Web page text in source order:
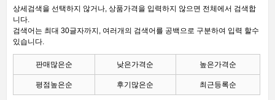
상세검색을 선택하지 않거나, 상품가격을 입력하지 않으면 전체에서 검색합
니다.
검색어는 최대 30글자까지, 여러개의 검색어를 공백으로 구분하여 입력 할수
있습니다.
판매많은순 낮은가격순 높은가격순
평점높은순 후기많은순 최근등록순